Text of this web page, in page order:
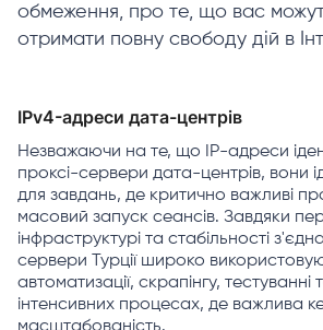
обмеження, про те, що вас
отримати повну свободу дій в
IPv4-адреси дата-центрів
Незважаючи на те, що IP-адреси
проксі-сервери дата-центрів, вони
для завдань, де критично важливі
масовий запуск сеансів. Завдяки
інфраструктурі та стабільності
сервери Турції широко
автоматизації, скрапінгу, тестуванні
інтенсивних процесах, де важлива